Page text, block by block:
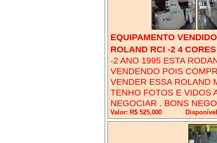
EQUIPAMENTO
ROLAND RCI -2 4
-2 ANO 1995 ESTA
VENDENDO POIS
VENDER ESSA ROLAND
TENHO FOTOS E VIDOS
NEGOCIAR . BONS
Valor: R$ 525,000